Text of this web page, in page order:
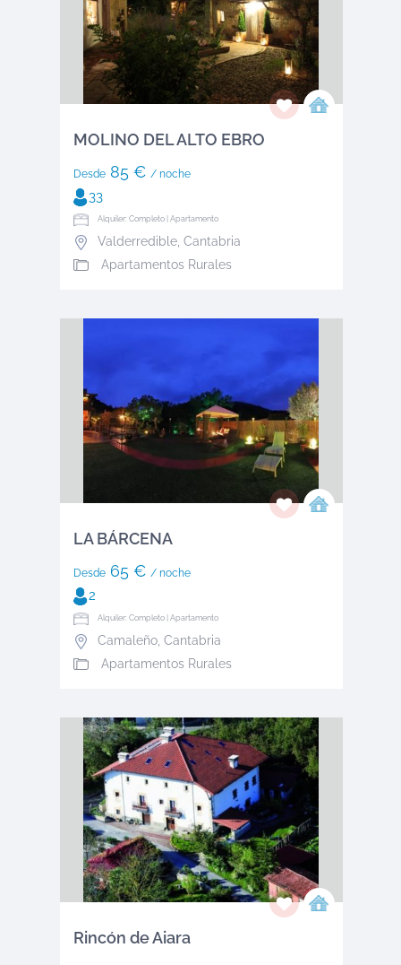
MOLINO DEL ALTO EBRO
Desde85 € / noche
33
Alquiler: Completo | Apartamento
Valderredible, Cantabria
Apartamentos Rurales
LA BÁRCENA
Desde65 € / noche
2
Alquiler: Completo | Apartamento
Camaleño, Cantabria
Apartamentos Rurales
Rincón de Aiara